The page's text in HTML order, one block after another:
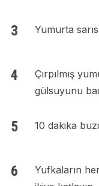
Yumurta
Çırpılmış
gülsuyunu
10 dakika
Yufkaların